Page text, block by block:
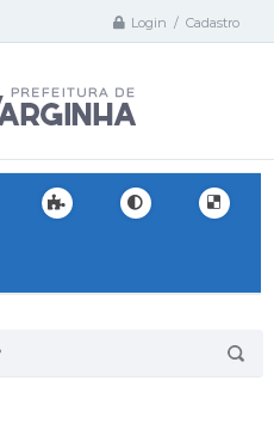
Login / Cadastro